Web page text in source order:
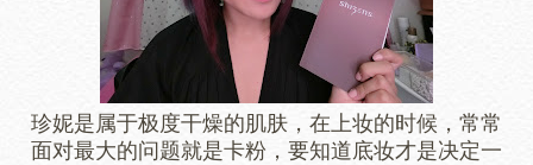
珍妮是属于极度干燥的肌肤，在上妆的时候，常常
面对最大的问题就是卡粉，要知道底妆才是决定一